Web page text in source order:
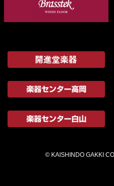
© KAISHINDO GAKKI